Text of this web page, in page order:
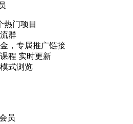
热门项目
群
，专属推广链接
程 实时更新
式浏览
员